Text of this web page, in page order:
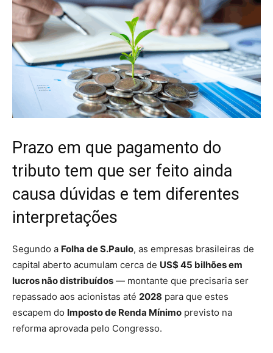
Prazo em que pagamento do
tributo tem que ser feito ainda
causa dúvidas e tem diferentes
interpretações
Segundo a Folha de S.Paulo, as empresas brasileiras de
capital aberto acumulam cerca de US$ 45 bilhões em
lucros não distribuídos — montante que precisaria ser
repassado aos acionistas até 2028 para que estes
escapem do Imposto de Renda Mínimo previsto na
reforma aprovada pelo Congresso.